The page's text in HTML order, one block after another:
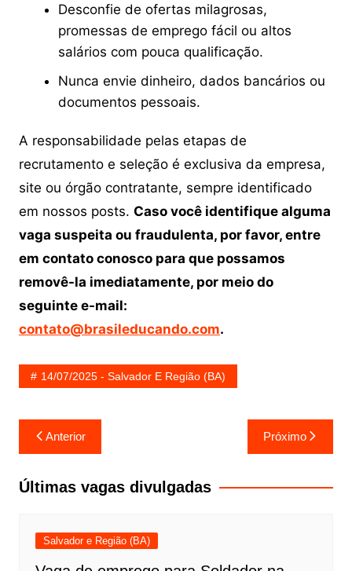
Desconfie de ofertas milagrosas,
promessas de emprego fácil ou altos
salários com pouca qualificação.
Nunca envie dinheiro, dados bancários ou
documentos pessoais.
A responsabilidade pelas etapas de
recrutamento e seleção é exclusiva da empresa,
site ou órgão contratante, sempre identificado
em nossos posts. Caso você identifique alguma
vaga suspeita ou fraudulenta, por favor, entre
em contato conosco para que possamos
removê-la imediatamente, por meio do
seguinte e-mail:
contato@brasileducando.com.
14/07/2025 - Salvador E Região (BA)
Navegação
de
Post
Anterior Próximo
Últimas vagas divulgadas
Salvador e Região (BA)